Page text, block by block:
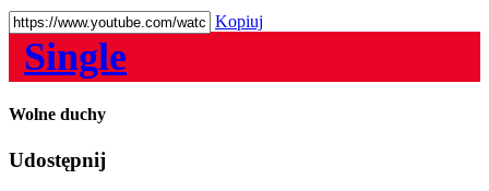
Kopiuj
Single
Wolne duchy
Udostępnij